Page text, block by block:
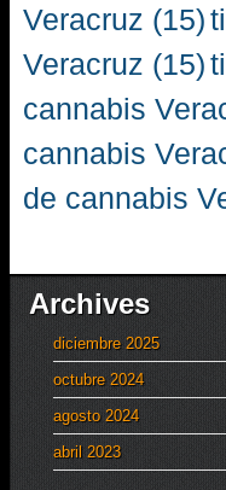
Veracruz (15)
Veracruz (15)
cannabis
cannabis
de cannabis
Archives
diciembre 2025
octubre 2024
agosto 2024
abril 2023